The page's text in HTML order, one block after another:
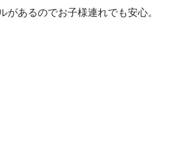
があるのでお子様連れでも安心。